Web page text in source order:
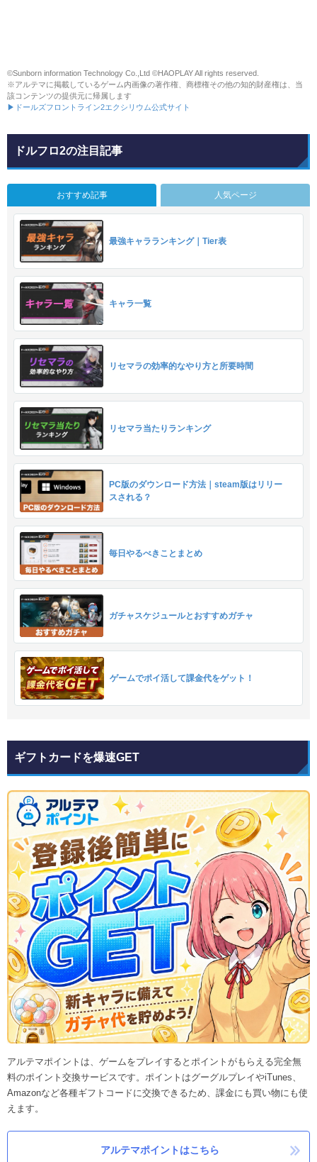
©Sunborn information Technology Co.,Ltd ©HAOPLAY All rights reserved.
※アルテマに掲載しているゲーム内画像の著作権、商標権その他の知的財産権は、当
該コンテンツの提供元に帰属します
▶ドールズフロントライン2エクシリウム公式サイト
ドルフロ2の注目記事
おすすめ記事 人気ページ
最強キャラランキング｜Tier表
キャラ一覧
リセマラの効率的なやり方と所要時間
リセマラ当たりランキング
PC版のダウンロード方法｜steam版はリリー
スされる？
毎日やるべきことまとめ
ガチャスケジュールとおすすめガチャ
ゲームでポイ活して課金代をゲット！
ギフトカードを爆速GET
アルテマポイントは、ゲームをプレイするとポイントがもらえる完全無
料のポイント交換サービスです。ポイントはグーグルプレイやiTunes、
Amazonなど各種ギフトコードに交換できるため、課金にも買い物にも使
えます。
アルテマポイントはこちら